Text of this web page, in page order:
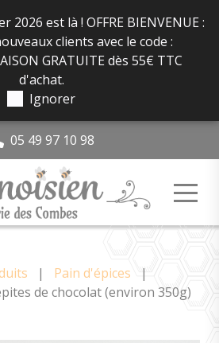
2026 est là ! OFFRE BIENVENUE :
clients avec le code :
GRATUITE dès 55€ TTC
d'achat.
Ignorer
05 49 97 10 98
| Pain d'épices
|
de chocolat (environ 350g)